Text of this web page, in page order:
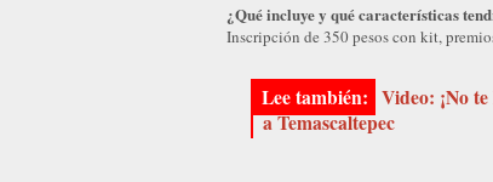
¿Qué incluye y qué características
Inscripción de 350 pesos con kit,
Video: ¡No
a Temascaltepec